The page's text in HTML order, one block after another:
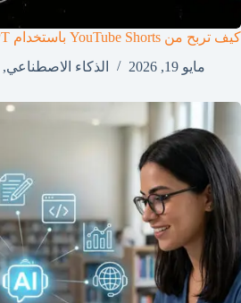
كيف تربح من YouTube Shorts باستخدام ChatGPT وCapCut
مايو 19, 2026
الذكاء الاصطناعي,